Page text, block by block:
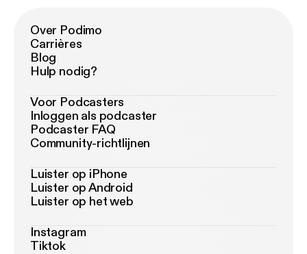
Over Podimo
Carrières
Blog
Hulp nodig?
Voor Podcasters
Inloggen als podcaster
Podcaster FAQ
Community-richtlijnen
Luister op iPhone
Luister op Android
Luister op het web
Instagram
Tiktok